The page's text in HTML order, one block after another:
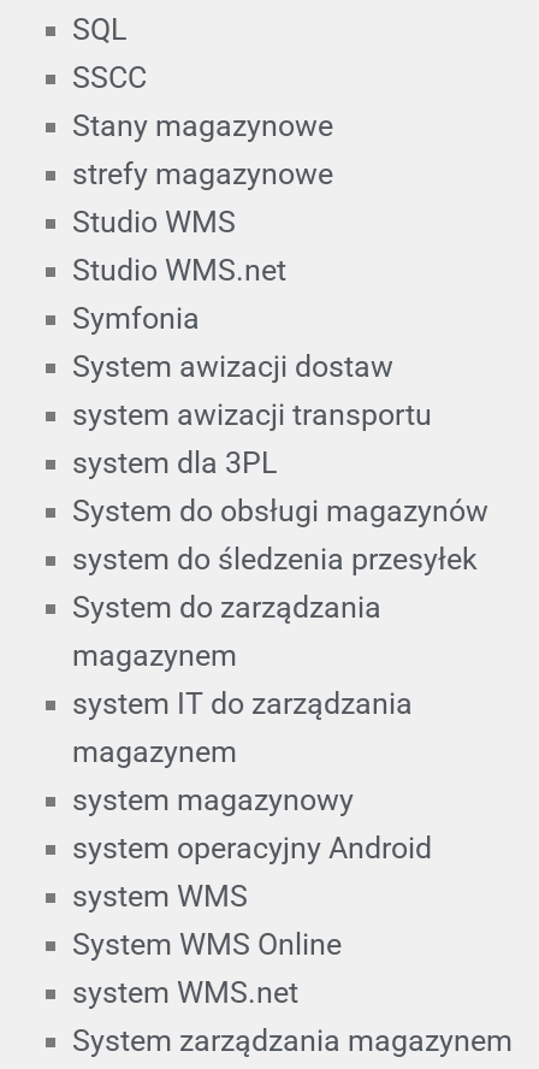
SQL
SSCC
Stany magazynowe
strefy magazynowe
Studio WMS
Studio WMS.net
Symfonia
System awizacji dostaw
system awizacji transportu
system dla 3PL
System do obsługi magazynów
system do śledzenia przesyłek
System do zarządzania
magazynem
system IT do zarządzania
magazynem
system magazynowy
system operacyjny Android
system WMS
System WMS Online
system WMS.net
System zarządzania magazynem